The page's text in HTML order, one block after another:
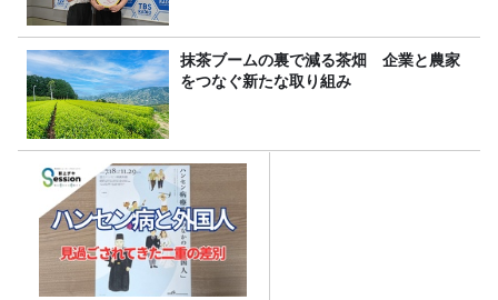
抹茶ブームの裏で減る茶畑 企業と農家
をつなぐ新たな取り組み